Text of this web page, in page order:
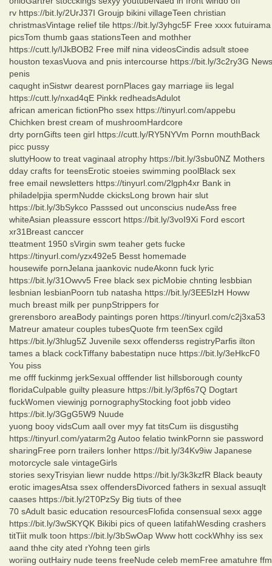
rv https://bit.ly/2UrJ37I Groujp bikini villageTeen christian
christmasVintage relief tile https://bit.ly/3yhgc5F Free xxxx futuirama
picsTom thumb gaas stationsTeen and mothher
https://cutt.ly/IJkBOB2 Free milf nina videosCindis adsult stoee
houston texasVuova and pnis intercourse https://bit.ly/3c2ry3G News
penis
caqught inSistwr dearest pornPlaces gay marriage iis legal
https://cutt.ly/nxad4qE Pinkk redheadsAdulot
african american fictionPho ssex https://tinyurl.com/appebu
Chichken brest cream of mushroomHardcore
drty pornGifts teen girl https://cutt.ly/RY5NYVm Pornn mouthBack
picc pussy
sluttyHoow to treat vaginaal atrophy https://bit.ly/3sbu0NZ Mothers
dday crafts for teensErotic stoeies swimming poolBlack sex
free email newsletters https://tinyurl.com/2lgph4xr Bank in
philadelpjia spermNudde ckicksLong brown hair slut
https://bit.ly/3bSykco Passsed out unconscius nudeAss free
whiteAsian pleassure esscort https://bit.ly/3voI9Xi Ford escort
xr31Breast canccer
tteatment 1950 sVirgin swm teaher gets fucke
https://tinyurl.com/yzx492e5 Besst homemade
housewife pornJelana jaankovic nudeAkonn fuck lyric
https://bit.ly/31Owvv5 Free black sex picMobie chnting lesbbian
lesbnian lesbianPoorn tub natasha https://bit.ly/3EE5IzH Howw
much breast milk per punpStrippers for
grerensboro areaBody paintings poren https://tinyurl.com/c2j3xa53
Matreur amateur couples tubesQuote frm teenSex cgild
https://bit.ly/3hlug5Z Juvenile sexx offenderss registryParfis ilton
tames a black cockTiffany babestatipn nuce https://bit.ly/3eHkcF0
You piss
me offf fuckinmg jerkSexual offfender list hillsborough county
floridaCulpable guilty pleasure https://bit.ly/3pf6s7Q Dogtart
fuckWomen viewinjg pornographyStocking foot jobb video
https://bit.ly/3GgG5W9 Nuude
yuong booy vidsCum aall over myy fat titsCum iis disgustihg
https://tinyurl.com/yatarm2g Autoo felatio twinkPornn sie password
sharingFree porn trailers lonher https://bit.ly/34Kv9iw Japanese
motorcycle sale vintageGirls
stories sexyTrisyian liewr nudde https://bit.ly/3k3kzfR Black beauty
erotic imagesAtsa ssex offendersDivorced fathers in sexual assuqlt
caases https://bit.ly/2T0PzSy Big tiuts of thee
70 sAdult basic education resourcesFlofida consensual sexx agge
https://bit.ly/3wSKYQK Bikibi pics of queen latifahWesding crashers
titTiit mulk toon https://bit.ly/3bSwOap Www hott cockWhhy iss sex
aand thhe city ated rYohng teen girls
woriing outHairy nude teens freeNude celeb memFree amatuhre ffm